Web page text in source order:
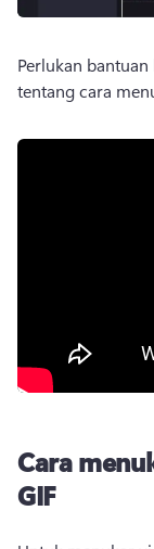
Perlukan bantuan
tentang cara
Cara
GIF